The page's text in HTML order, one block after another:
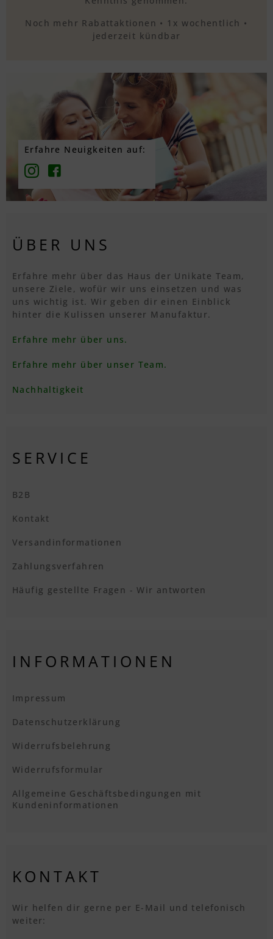
Noch mehr Rabattaktionen • 1x wochentlich •
jederzeit kündbar
Erfahre Neuigkeiten auf:
ÜBER UNS
Erfahre mehr über das Haus der Unikate Team,
unsere Ziele, wofür wir uns einsetzen und was
uns wichtig ist. Wir geben dir einen Einblick
hinter die Kulissen unserer Manufaktur.
Erfahre mehr über uns.
Erfahre mehr über unser Team.
Nachhaltigkeit
SERVICE
B2B
Kontakt
Versandinformationen
Zahlungsverfahren
Häufig gestellte Fragen - Wir antworten
INFORMATIONEN
Impressum
Datenschutzerklärung
Widerrufsbelehrung
Widerrufsformular
Allgemeine Geschäftsbedingungen mit
Kundeninformationen
KONTAKT
Wir helfen dir gerne per E-Mail und telefonisch
weiter: